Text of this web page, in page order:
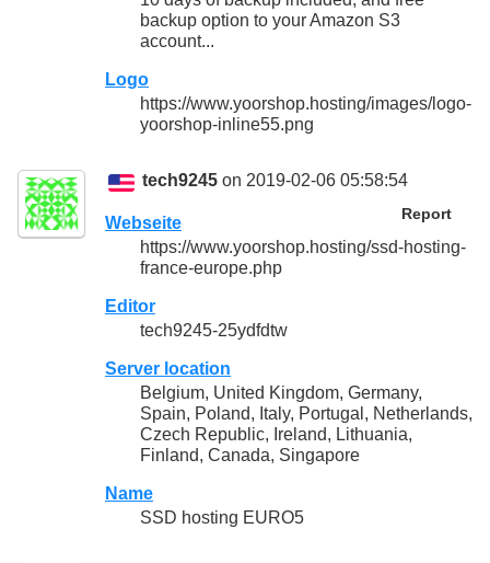
backup option to your Amazon S3
account...
Logo
https://www.yoorshop.hosting/images/logo-
yoorshop-inline55.png
tech9245 on 2019-02-06 05:58:54
Report
Webseite
https://www.yoorshop.hosting/ssd-hosting-
france-europe.php
Editor
tech9245-25ydfdtw
Server location
Belgium, United Kingdom, Germany,
Spain, Poland, Italy, Portugal, Netherlands,
Czech Republic, Ireland, Lithuania,
Finland, Canada, Singapore
Name
SSD hosting EURO5